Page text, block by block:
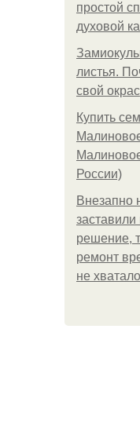
простой
духовой
листья.
свой окрас
Купить
России)
Внезапно
решение,
ремонт
не